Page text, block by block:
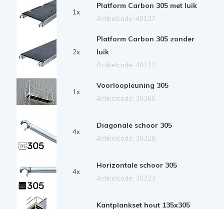
1x
Platform Carbon 305 met luik
Artikelcode: 40127
2x
Platform Carbon 305 zonder
luik
Artikelcode: 40122
1x
Voorloopleuning 305
Artikelcode: 30360
4x
Diagonale schoor 305
Artikelcode: 30328
4x
Horizontale schoor 305
Artikelcode: 30323
Kantplankset hout 135x305